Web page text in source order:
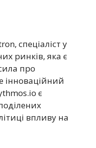
спеціаліст у
ринків, яка є
про
інноваційний
є
впливу на